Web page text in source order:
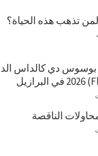
تذهب هذه الحياة؟
دي كالداس
الناقصة